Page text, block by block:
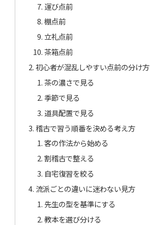
運び点前
棚点前
立礼点前
茶箱点前
初心者が混乱しやすい点前の分け方
茶の濃さで見る
季節で見る
道具配置で見る
稽古で習う順番を決める考え方
客の作法から始める
割稽古で整える
自宅復習を絞る
流派ごとの違いに迷わない見方
先生の型を基準にする
教本を選び分ける